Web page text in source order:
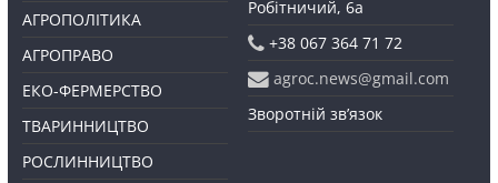
АГРОПОЛІТИКА
АГРОПРАВО
ЕКО-ФЕРМЕРСТВО
ТВАРИННИЦТВО
РОСЛИННИЦТВО
Робітничий, 6а
+38 067 364 71 72
agroc.news@gmail.com
Зворотній зв’язок